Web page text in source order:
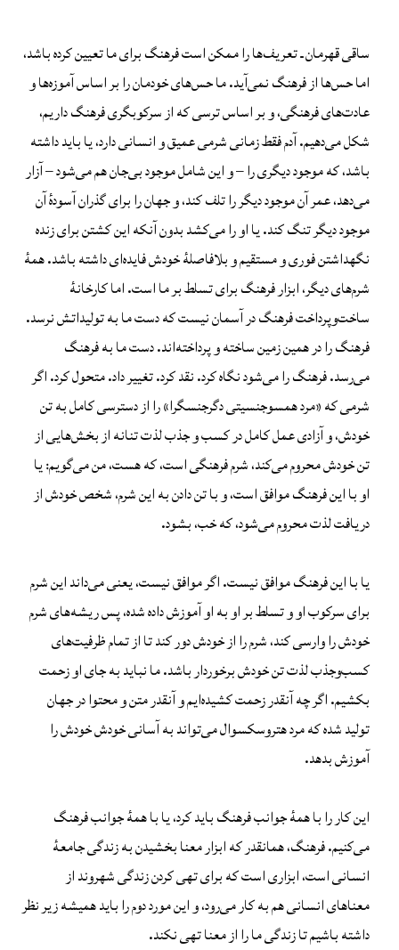
ساقی قهرمان ـ تعریف‌ها را ممکن است فرهنگ برای ما تعیین کرده باشد،
اما حس‌ها از فرهنگ نمی‌آید. ما حس‌های خودمان را بر اساس آموزه‌ها و
عادت‌های فرهنگی، و بر اساس ترسی که از سرکوبگری فرهنگ داریم،
شکل می‌دهیم. آدم فقط زمانی شرمی عمیق و انسانی دارد، یا باید داشته
باشد، که موجود دیگری را – و این شامل موجود بی‌جان هم می‌شود – آزار
می‌دهد، عمر آن موجود دیگر را تلف کند، و جهان را برای گذران آسودهٔ آن
موجود دیگر تنگ کند. یا او را می‌کشد بدون آنکه این کشتن برای زنده‌
نگهداشتن فوری و مستقیم و بلافاصلهٔ خودش فایده‌ای داشته باشد. همه‌ٔ
شرم‌های دیگر، ابزار فرهنگ برای تسلط بر ما است. اما کارخانهٔ
ساخت‌وپرداخت فرهنگ در آسمان نیست که دست ما به تولیداتش نرسد.
فرهنگ را در همین زمین ساخته و پرداخته‌اند. دست ما به فرهنگ
می‌رسد. فرهنگ را می‌شود نگاه کرد. نقد کرد. تغییر داد. متحول کرد. اگر
شرمی که «مرد همسوجنسیتی دگرجنسگرا» را از دسترسی کامل به تن
خودش، و آزادی عمل کامل در کسب و جذب لذت تنانه از بخش‌هایی از
تن خودش محروم می‌کند، شرم فرهنگی است، که هست، من می‌گویم: یا
او با این فرهنگ موافق است، و با تن دادن به این شرم، شخص خودش از
دریافت لذت محروم می‌شود، که خب، بشود.
یا با این فرهنگ موافق نیست. اگر موافق نیست، یعنی می‌داند این شرم
برای سرکوب او و تسلط بر او به او آموزش داده شده، پس ریشه‌های شرم
خودش را وارسی ‌کند، شرم را از خودش دور کند تا از تمام ظرفیت‌های
کسب‌وجذب لذت تن خودش برخوردار باشد. ما نباید به جای او زحمت
بکشیم. اگر چه آنقدر زحمت کشیده‌ایم و آنقدر متن و محتوا در جهان
تولید شده که مرد هتروسکسوال می‌تواند به آسانی خودش خودش را
آموزش بدهد.
این کار را با همهٔ جوانب فرهنگ باید کرد، یا با همهٔ جوانب فرهنگ
می‌کنیم. فرهنگ، همانقدر که ابزار معنا بخشیدن به زندگی جامعهٔ
انسانی است، ابزاری است که برای تهی کردن زندگی شهروند از
معناهای انسانی هم به کار می‌رود، و این مورد دوم را باید همیشه زیر نظر
داشته باشیم تا زندگی‌ ما را از معنا تهی نکند.